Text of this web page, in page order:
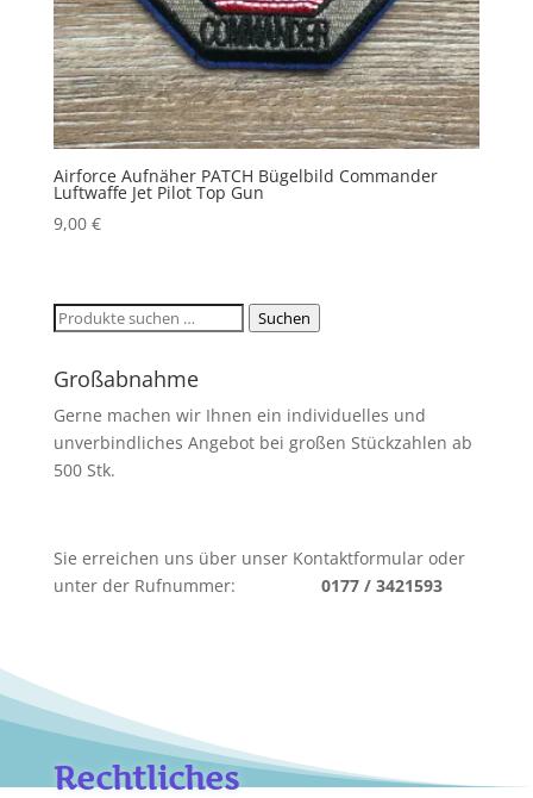
Airforce Aufnäher PATCH Bügelbild Commander
Luftwaffe Jet Pilot Top Gun
9,00 €
Suchen
Suchen
Großabnahme
Gerne machen wir Ihnen ein individuelles und
unverbindliches Angebot bei großen Stückzahlen ab
500 Stk.
Sie erreichen uns über unser Kontaktformular oder
unter der Rufnummer: 0177 / 3421593
Rechtliches